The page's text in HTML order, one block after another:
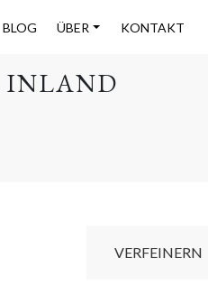
BLOG ÜBER KONTAKT
INLAND
VERFEINERN